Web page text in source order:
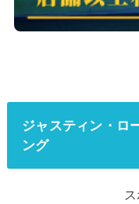
ジャスティン・ロ
ング